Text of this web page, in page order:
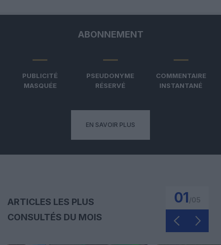
ABONNEMENT
PUBLICITÉ
MASQUÉE
PSEUDONYME
RÉSERVÉ
COMMENTAIRE
INSTANTANÉ
EN SAVOIR PLUS
ARTICLES LES PLUS
CONSULTÉS DU MOIS
01